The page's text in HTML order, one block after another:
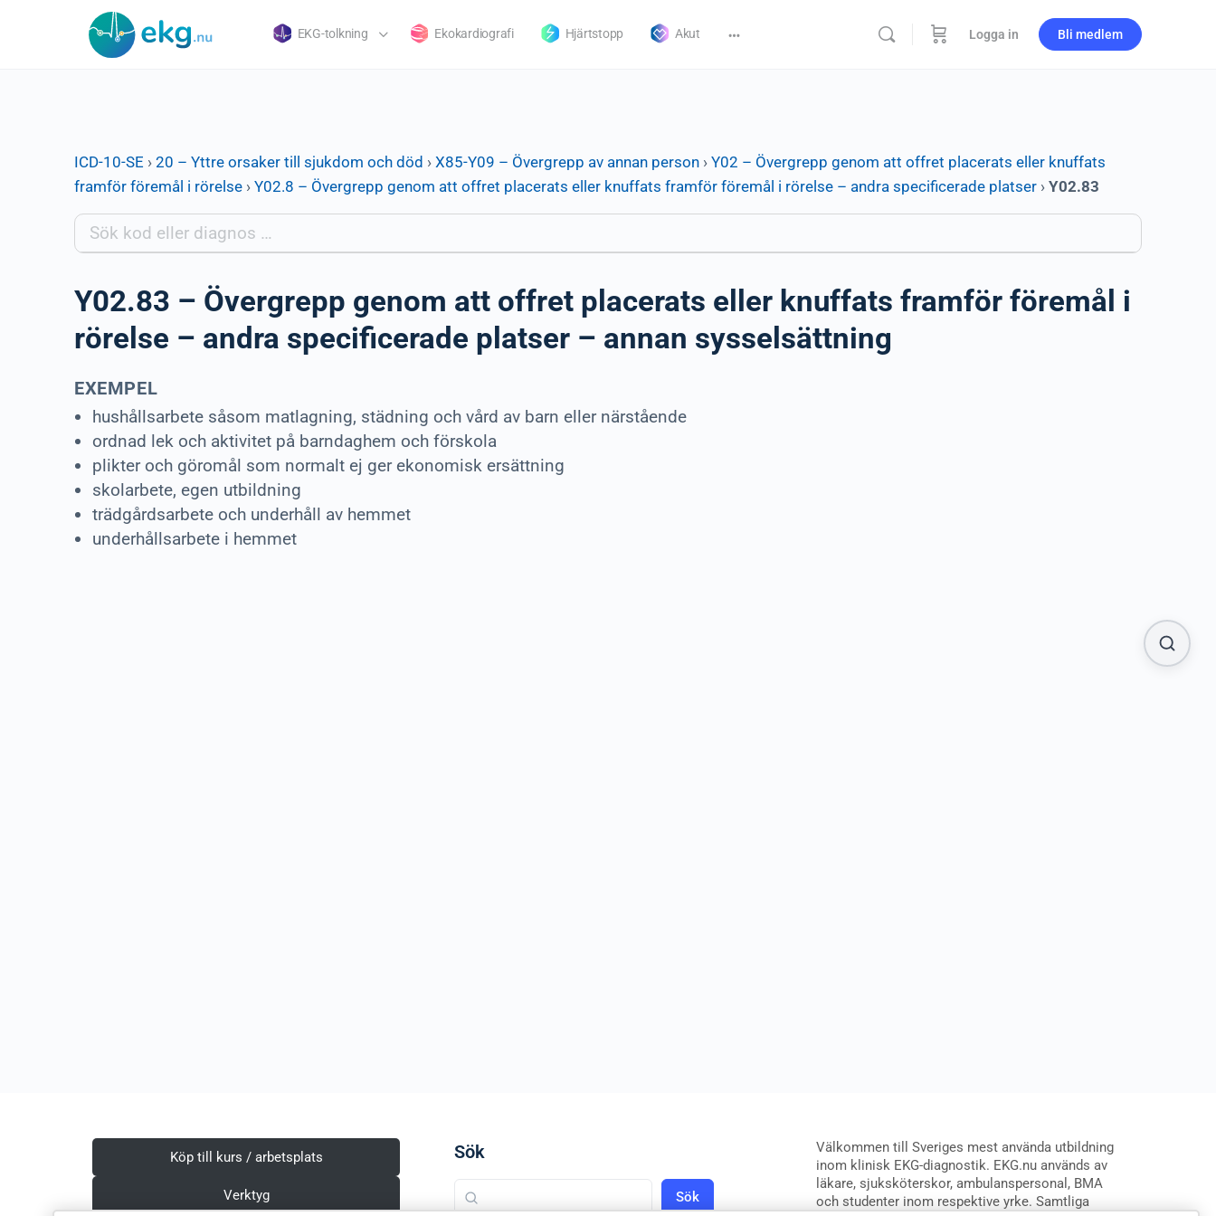
EKG-tolkning Ekokardiografi Hjärtstopp Akut Logga in Bli medlem
ICD-10-SE › 20 – Yttre orsaker till sjukdom och död › X85-Y09 – Övergrepp av annan person › Y02 – Övergrepp genom att offret placerats eller knuffats
framför föremål i rörelse › Y02.8 – Övergrepp genom att offret placerats eller knuffats framför föremål i rörelse – andra specificerade platser › Y02.83
Y02.83 – Övergrepp genom att offret placerats eller knuffats framför föremål i
rörelse – andra specificerade platser – annan sysselsättning
EXEMPEL
hushållsarbete såsom matlagning, städning och vård av barn eller närstående
ordnad lek och aktivitet på barndaghem och förskola
plikter och göromål som normalt ej ger ekonomisk ersättning
skolarbete, egen utbildning
trädgårdsarbete och underhåll av hemmet
underhållsarbete i hemmet
Köp till kurs / arbetsplats
Verktyg
Sök
Sök
Välkommen till Sveriges mest använda utbildning
inom klinisk EKG-diagnostik. EKG.nu används av
läkare, sjuksköterskor, ambulanspersonal, BMA
och studenter inom respektive yrke. Samtliga